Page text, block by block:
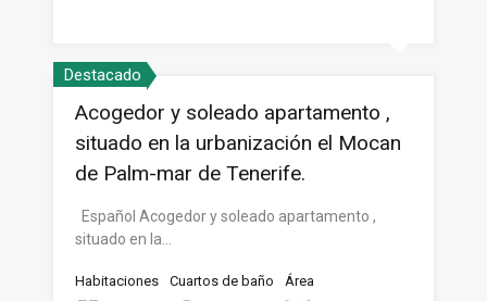
Destacado
Acogedor y soleado apartamento ,
situado en la urbanización el Mocan
de Palm-mar de Tenerife.
Español Acogedor y soleado apartamento ,
situado en la…
Habitaciones
Cuartos de baño
Área